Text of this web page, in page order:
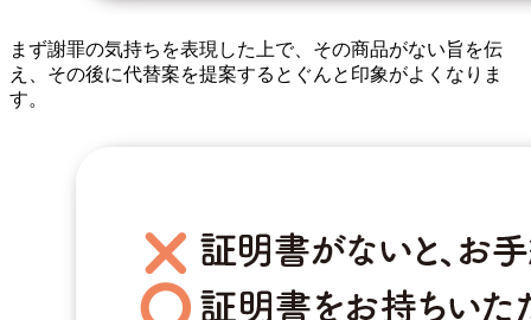
まず謝罪の気持ちを表現した上で、その商品がない旨を伝
え、その後に代替案を提案するとぐんと印象がよくなりま
す。